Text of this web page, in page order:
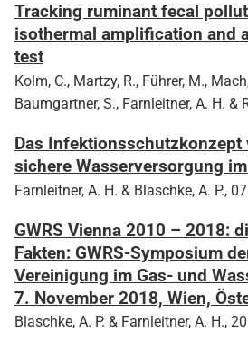
Tracking ruminant fecal
isothermal amplification and
test
Kolm, C., Martzy, R., Führer, M.,
Baumgartner, S., Farnleitner, A. H. &
Das Infektionsschutzkonzept
sichere Wasserversorgung
Farnleitner, A. H. & Blaschke, A. P.,
GWRS Vienna 2010 – 2018:
Fakten: GWRS-Symposium
Vereinigung im Gas- und
7. November 2018, Wien,
Blaschke, A. P. & Farnleitner, A. H.,